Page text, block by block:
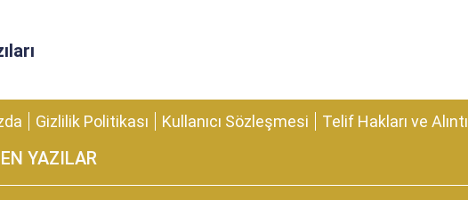
Gizlilik Politikası Kullanıcı Sözleşmesi Telif Hakları ve Alıntı
YAZILAR